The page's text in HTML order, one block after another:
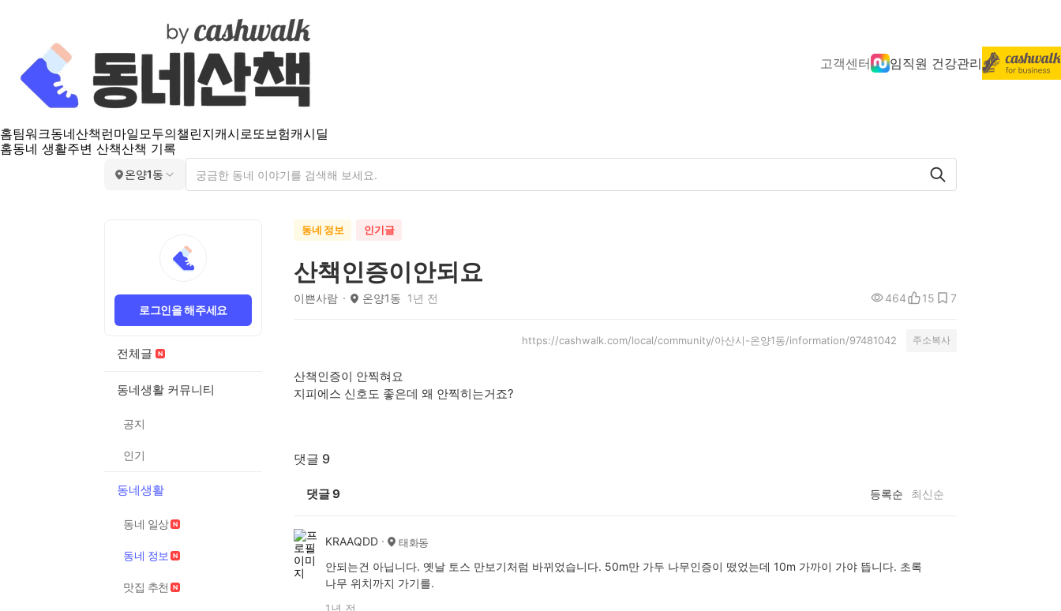
고객센터 임직원 건강관리
홈팀워크동네산책 런마일모두의챌린지캐시로또보험캐시딜
홈동네 생활주변 산책산책 기록
온양1동
로그인을 해주세요
전체글
동네생활 커뮤니티
공지
인기
동네생활
동네 일상
동네 정보
맛집 추천
동네 정보 인기글
산책인증이안되요
이쁜사람 온양1동 1년 전 464 15 7
https://cashwalk.com/local/community/아산시-온양1동/information/97481042 주소복사
산책인증이 안찍혀요
지피에스 신호도 좋은데 왜 안찍히는거죠?
댓글 9
댓글9 등록순 최신순
KRAAQDD 태화동
안되는건 아닙니다. 옛날 토스 만보기처럼 바뀌었습니다. 50m만 가두 나무인증이 떴었는데 10m 가까이 가야 뜹니다. 초록
나무 위치까지 가기를.
1년 전